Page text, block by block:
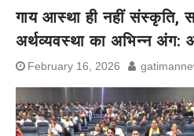
गाय आस्था ही नहीं संस्कृति,
अर्थव्यवस्था का अभिन्न अंग:
February 16, 2026